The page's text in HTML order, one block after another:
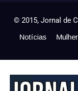
© 2015, Jornal de
Notícias Mulher